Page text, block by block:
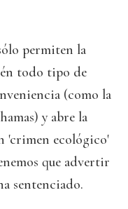
permiten la
todo tipo de
(como la
y abre la
'crimen ecológico'
que advertir
sentenciado.